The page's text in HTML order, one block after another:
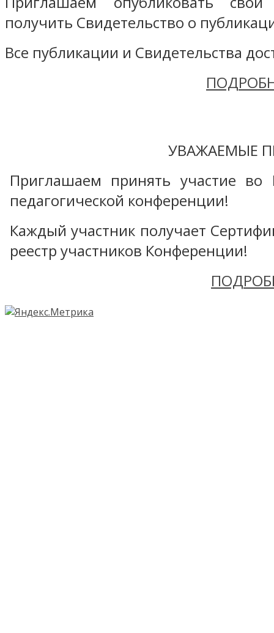
получить Свидетельство о
Все публикации и Свидетельства
УВАЖАЕМЫЕ
Приглашаем принять участие во
педагогической конференции!
Каждый участник получает
реестр участников Конференции!